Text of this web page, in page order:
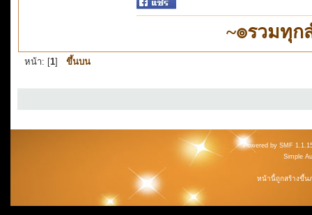
~๏รวมทุ
หน้า: [1] ขึ้นบน
Powered by SMF
Simple
หน้านี้ถูกสร้างขึ้น